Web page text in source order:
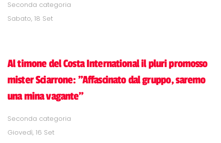
Seconda categoria
Sabato, 18 Set
Al timone del Costa International il pluri promosso
mister Sciarrone: "Affascinato dal gruppo, saremo
una mina vagante"
Seconda categoria
Giovedì, 16 Set